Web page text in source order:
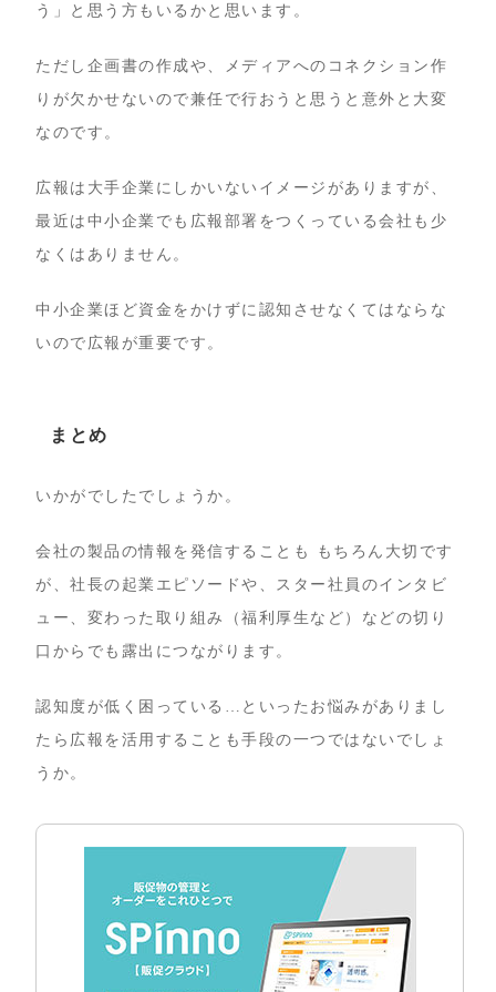
う」と思う方もいるかと思います。
ただし企画書の作成や、メディアへのコネクション作
りが欠かせないので兼任で行おうと思うと意外と大変
なのです。
広報は大手企業にしかいないイメージがありますが、
最近は中小企業でも広報部署をつくっている会社も少
なくはありません。
中小企業ほど資金をかけずに認知させなくてはならな
いので広報が重要です。
まとめ
いかがでしたでしょうか。
会社の製品の情報を発信することも もちろん大切です
が、社長の起業エピソードや、スター社員のインタビ
ュー、変わった取り組み（福利厚生など）などの切り
口からでも露出につながります。
認知度が低く困っている…といったお悩みがありまし
たら広報を活用することも手段の一つではないでしょ
うか。